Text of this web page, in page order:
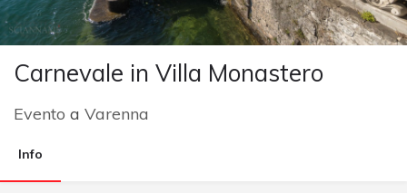
Carnevale in Villa Monastero
Evento a Varenna
Info